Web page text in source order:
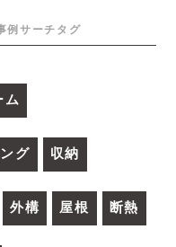
例サーチタグ
ム
グ 収納
外構 屋根 断熱